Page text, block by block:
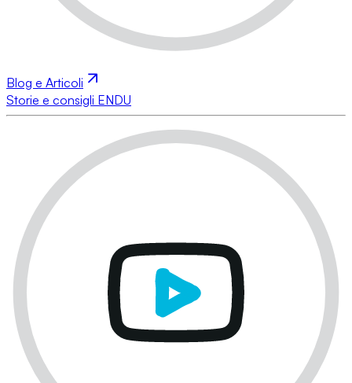
Blog e Articoli
Storie e consigli ENDU